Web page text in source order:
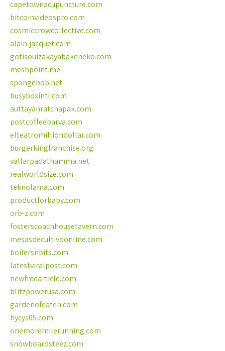
capetownacupuncture.com
bitcoinvideospro.com
cosmiccrowcollective.com
alain-jacquet.com
gotisouizakayabakeneko.com
meshpoint.me
spongebob.net
busyboxintl.com
auttayanratchapak.com
postcoffeebarva.com
elteatromilliondollar.com
burgerkingfranchise.org
vallarpadathamma.net
realworldsize.com
teknolama.com
productforbaby.com
orb-z.com
fosterscoachhousetavern.com
mesasdecultivoonline.com
boilersnbits.com
latestviralpost.com
newfreearticle.com
blitzpowerusa.com
gardenofeaten.com
hycys05.com
onemoremilerunning.com
snowboardsteez.com